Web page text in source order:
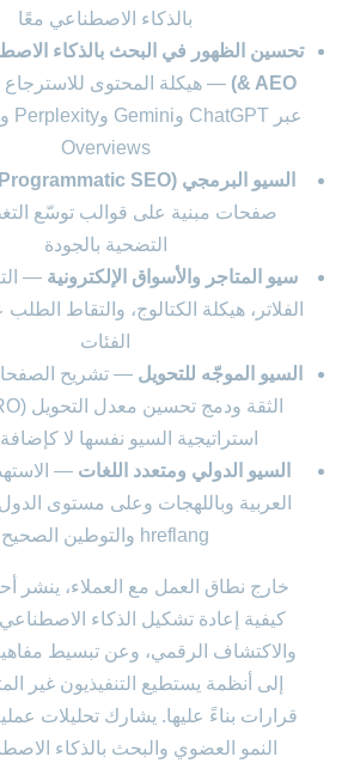
بالذكاء الاصطناعي معًا
& AEO) — هيكلة المحتوى للاسترجاع
Overviews
السيو البرمجي (Programmatic SEO)
صفحات مبنية على قوالب توسّع
التضحية بالجودة
سيو المتاجر والأسواق الإلكترونية —
الفلاتر، هيكلة الكتالوج، والتقاط
الفئات
السيو الموجّه للتحويل — تشريح
استراتيجية السيو نفسها لا
السيو الدولي ومتعدد اللغات —
العربية وباللهجات وعلى مستوى
hreflang والتوطين الصحيح
خارج نطاق العمل مع العملاء، ينشر
كيفية إعادة تشكيل الذكاء
والاكتشاف الرقمي، وعن تبسيط
إلى أنظمة يستطيع التنفيذيون غير
قرارات بناءً عليها. يشارك تحليلات
النمو العضوي والبحث بالذكاء